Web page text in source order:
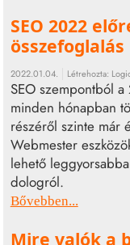
SEO 2022
összefoglalás
2022.01.04. Létrehozta:
SEO szempontból
minden hónapban
részéről szinte már
Webmester
lehető
dologról.
Bővebben...
Mire valók a